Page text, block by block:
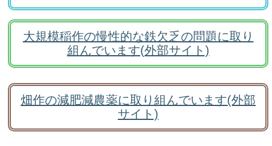
大規模稲作の慢性的な鉄欠乏の問題に取り
組んでいます(外部サイト)
畑作の減肥減農薬に取り組んでいます(外部
サイト)